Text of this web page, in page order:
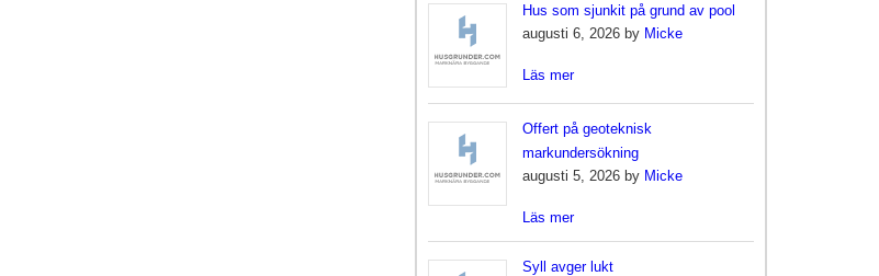
Hus som sjunkit på grund av pool
augusti 6, 2026 by Micke
Läs mer
Offert på geoteknisk
markundersökning
augusti 5, 2026 by Micke
Läs mer
Syll avger lukt